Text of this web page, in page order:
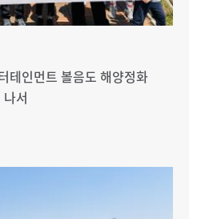
테인먼트 볼음도 해양정화
서